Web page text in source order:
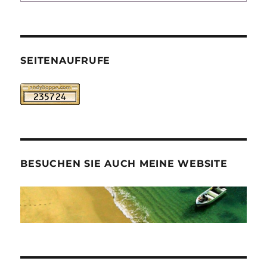
SEITENAUFRUFE
BESUCHEN SIE AUCH MEINE WEBSITE